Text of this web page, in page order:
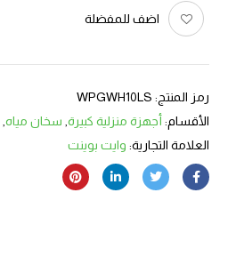
اضف للمفضلة
رمز المنتج: WPGWH10LS
الأقسام: أجهزة منزلية كبيرة سخان مياه
العلامة التجارية: وايت بوينت